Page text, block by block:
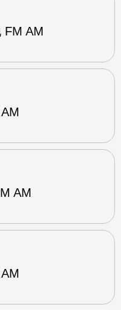
FM AM
AM